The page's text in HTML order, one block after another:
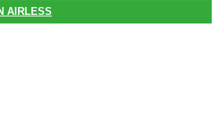
AIRLESS